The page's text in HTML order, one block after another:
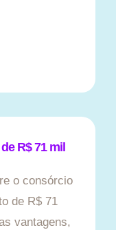
R$ 71 mil
o consórcio
de R$ 71
vantagens,